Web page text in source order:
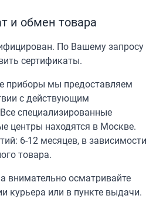
и обмен товара
По Вашему запросу
сертификаты.
приборы мы предоставляем
с действующим
специализированные
центры находятся в Москве.
6-12 месяцев, в зависимости
товара.
внимательно осматривайте
курьера или в пункте выдачи.